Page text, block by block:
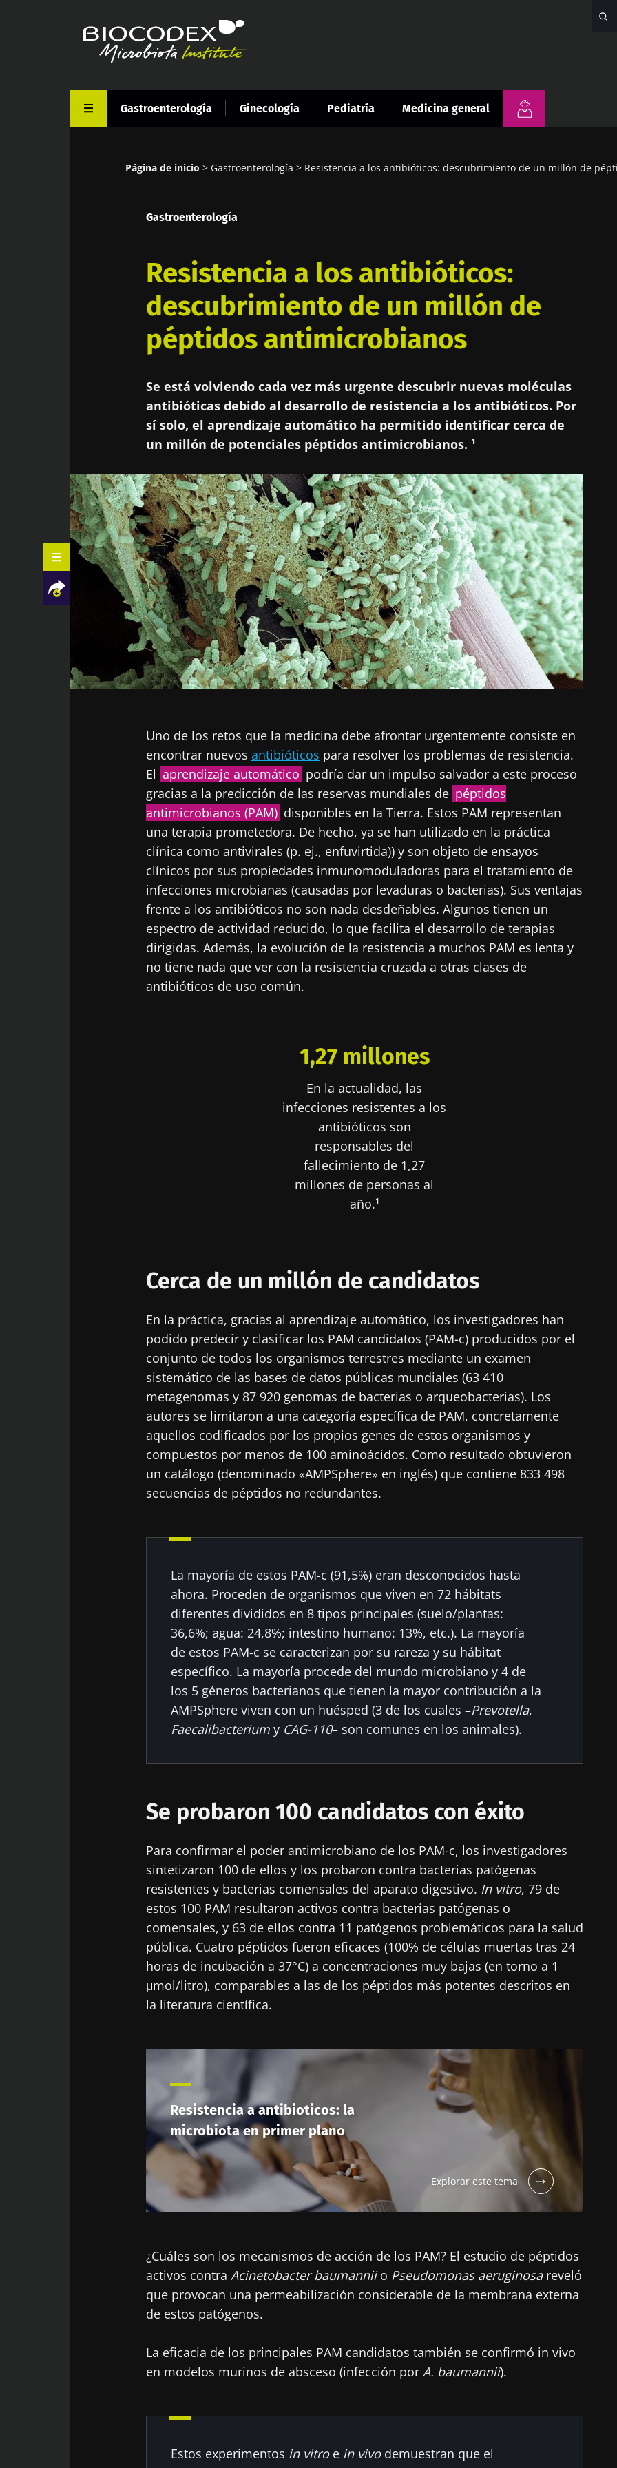
Gastroenterología Ginecología Pediatría Medicina general
navegación
Página de inicio Gastroenterología Resistencia a los antibióticos: descubrimiento de un millón de
Gastroenterología
Resistencia a los antibióticos:
descubrimiento de un millón de
péptidos antimicrobianos
Se está volviendo cada vez más urgente descubrir nuevas moléculas
antibióticas debido al desarrollo de resistencia a los antibióticos. Por
sí solo, el aprendizaje automático ha permitido identificar cerca de
un millón de potenciales péptidos antimicrobianos. ¹
Facebook
TwitterLinkedIn
Mail
Uno de los retos que la medicina debe afrontar urgentemente consiste en
encontrar nuevos antibióticos para resolver los problemas de resistencia.
El aprendizaje automático podría dar un impulso salvador a este proceso
gracias a la predicción de las reservas mundiales de péptidos
antimicrobianos (PAM) disponibles en la Tierra. Estos PAM representan
una terapia prometedora. De hecho, ya se han utilizado en la práctica
clínica como antivirales (p. ej., enfuvirtida)) y son objeto de ensayos
clínicos por sus propiedades inmunomoduladoras para el tratamiento de
infecciones microbianas (causadas por levaduras o bacterias). Sus ventajas
frente a los antibióticos no son nada desdeñables. Algunos tienen un
espectro de actividad reducido, lo que facilita el desarrollo de terapias
dirigidas. Además, la evolución de la resistencia a muchos PAM es lenta y
no tiene nada que ver con la resistencia cruzada a otras clases de
antibióticos de uso común.
1,27 millones
En la actualidad, las
infecciones resistentes a los
antibióticos son
responsables del
fallecimiento de 1,27
millones de personas al
año.¹
Cerca de un millón de candidatos
En la práctica, gracias al aprendizaje automático, los investigadores han
podido predecir y clasificar los PAM candidatos (PAM-c) producidos por el
conjunto de todos los organismos terrestres mediante un examen
sistemático de las bases de datos públicas mundiales (63 410
metagenomas y 87 920 genomas de bacterias o arqueobacterias). Los
autores se limitaron a una categoría específica de PAM, concretamente
aquellos codificados por los propios genes de estos organismos y
compuestos por menos de 100 aminoácidos. Como resultado obtuvieron
un catálogo (denominado «AMPSphere» en inglés) que contiene 833 498
secuencias de péptidos no redundantes.
La mayoría de estos PAM-c (91,5%) eran desconocidos hasta
ahora. Proceden de organismos que viven en 72 hábitats
diferentes divididos en 8 tipos principales (suelo/plantas:
36,6%; agua: 24,8%; intestino humano: 13%, etc.). La mayoría
de estos PAM-c se caracterizan por su rareza y su hábitat
específico. La mayoría procede del mundo microbiano y 4 de
los 5 géneros bacterianos que tienen la mayor contribución a la
AMPSphere viven con un huésped (3 de los cuales –Prevotella,
Faecalibacterium y CAG-110– son comunes en los animales).
Se probaron 100 candidatos con éxito
Para confirmar el poder antimicrobiano de los PAM-c, los investigadores
sintetizaron 100 de ellos y los probaron contra bacterias patógenas
resistentes y bacterias comensales del aparato digestivo. In vitro, 79 de
estos 100 PAM resultaron activos contra bacterias patógenas o
comensales, y 63 de ellos contra 11 patógenos problemáticos para la salud
pública. Cuatro péptidos fueron eficaces (100% de células muertas tras 24
horas de incubación a 37°C) a concentraciones muy bajas (en torno a 1
μmol/litro), comparables a las de los péptidos más potentes descritos en
la literatura científica.
Resistencia a antibioticos: la
microbiota en primer plano
Explorar este tema
¿Cuáles son los mecanismos de acción de los PAM? El estudio de péptidos
activos contra Acinetobacter baumanniio Pseudomonas aeruginosareveló
que provocan una permeabilización considerable de la membrana externa
de estos patógenos.
La eficacia de los principales PAM candidatos también se confirmó in vivo
en modelos murinos de absceso (infección por A. baumannii).
Estos experimentos in vitroe in vivodemuestran que el
Redirección
Está a punto de ser redirigido y de dejar nuestro sitio web.
Ser redirigido
Quedarse en el sitio web del Biocodex Microbiota Institute
Mantenerse informado
Únase a la comunidad de la microbiota para profesionales
"Microbiota Digest" y el "HCP Magazine" que le permitirá
sobre la microbiota.
Me gustaría registrarme para recibir más noticias de Biocodex
He leído y acepto lascondiciones generalesde uso y la
del Biocodex Microbiota Institute
* Campo obligatorio
BMI 20-35
¡No se vaya tan rápido!
Únase a la comunidad de la microbiota para profesionales
"Microbiota Digest" y el "HCP Magazine" que le permitirá
sobre la microbiota.
Me gustaría registrarme para recibir más noticias de Biocodex
He leído y acepto lascondiciones generalesde uso y lapolítica de
del Biocodex Microbiota Institute
* Campo obligatorio
Descubrir
23/07/2026
microbiota en la salud
16/07/2026
intratumoral: ¿un
cáncer colorrectal?
que